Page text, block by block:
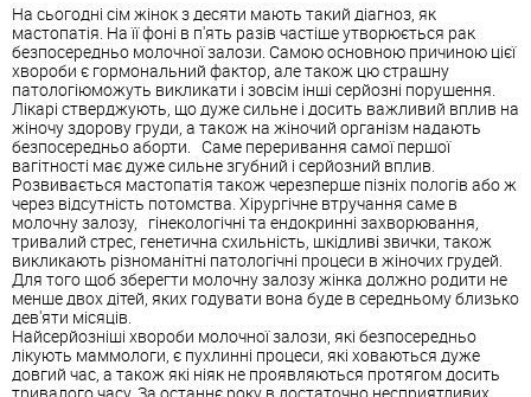
На сьогодні сім жінок з десяти мають такий діагноз, як
мастопатія. На її фоні в п'ять разів частіше утворюється рак
безпосередньо молочної залози. Самою основною причиною цієї
хвороби є гормональний фактор, але також цю страшну
патологіюможуть викликати і зовсім інші серйозні порушення.
Лікарі стверджують, що дуже сильне і досить важливий вплив на
жіночу здорову груди, а також на жіночий організм надають
безпосередньо аборти. Саме переривання самої першої
вагітності має дуже сильне згубний і серйозний вплив.
Розвивається мастопатія також черезперше пізніх пологів або ж
через відсутність потомства. Хірургічне втручання саме в
молочну залозу, гінекологічні та ендокринні захворювання,
тривалий стрес, генетична схильність, шкідливі звички, також
викликають різноманітні патологічні процеси в жіночих грудей.
Для того щоб зберегти молочну залозу жінка должно родити не
менше двох дітей, яких годувати вона буде в середньому близько
дев'яти місяців.
Найсерйозніші хвороби молочної залози, які безпосередньо
лікують маммологи, є пухлинні процеси, які ховаються дуже
довгий час, а також які ніяк не проявляються протягом досить
тривалого часу. За останнє року в достаточно несприятливих